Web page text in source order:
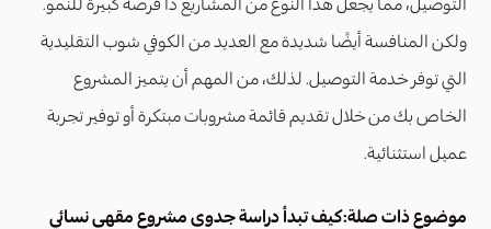
ولكن المنافسة أيضًا شديدة مع العديد من الكوفي شوب التقليدية
التي توفر خدمة التوصيل. لذلك، من المهم أن يتميز المشروع
الخاص بك من خلال تقديم قائمة مشروبات مبتكرة أو توفير تجربة
عميل استثنائية.
موضوع ذات صلة:كيف تبدأ دراسة جدوى مشروع مقهى نسائي